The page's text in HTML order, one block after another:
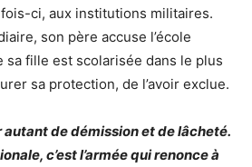
ci, aux institutions militaires.
son père accuse l’école
sa fille est scolarisée dans le plus
sa protection, de l’avoir exclue.
de démission et de lâcheté.
c’est l’armée qui renonce à